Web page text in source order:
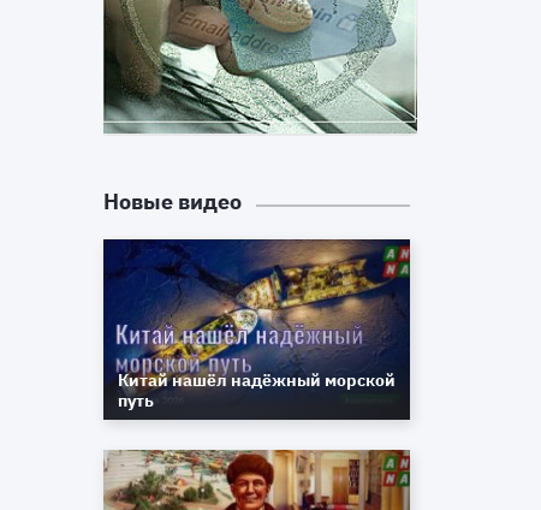
Новые видео
Китай нашёл надёжный морской
путь